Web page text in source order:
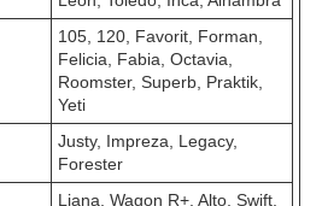
105, 120, Favorit, Forman,
Felicia, Fabia, Octavia,
Roomster, Superb, Praktik,
Yeti
Justy, Impreza, Legacy,
Forester
Liana, Wagon R+, Alto, Swift,